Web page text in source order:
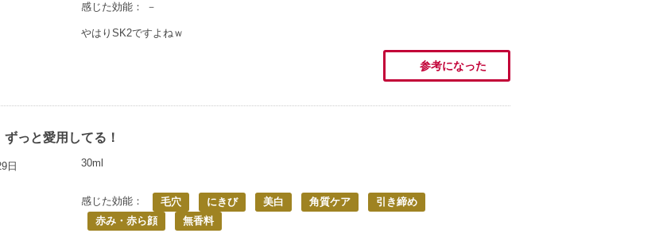
感じた効能： －
やはりSK2ですよねｗ
参考になった
ずっと愛用してる！
日 30ml
感じた効能： 毛穴 にきび 美白 角質ケア
引き締め
赤み・赤ら顔
無香料